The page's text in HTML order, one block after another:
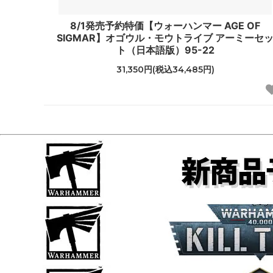
8/1発売予約特価【ウォーハンマー AGE OF
SIGMAR】オゴウル・モウトライブ アーミーセ
ト（日本語版）95-22
31,350円(税込34,485円)